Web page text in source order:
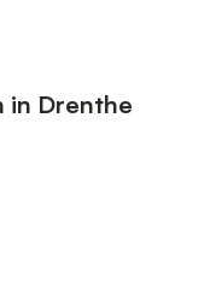
in Drenthe